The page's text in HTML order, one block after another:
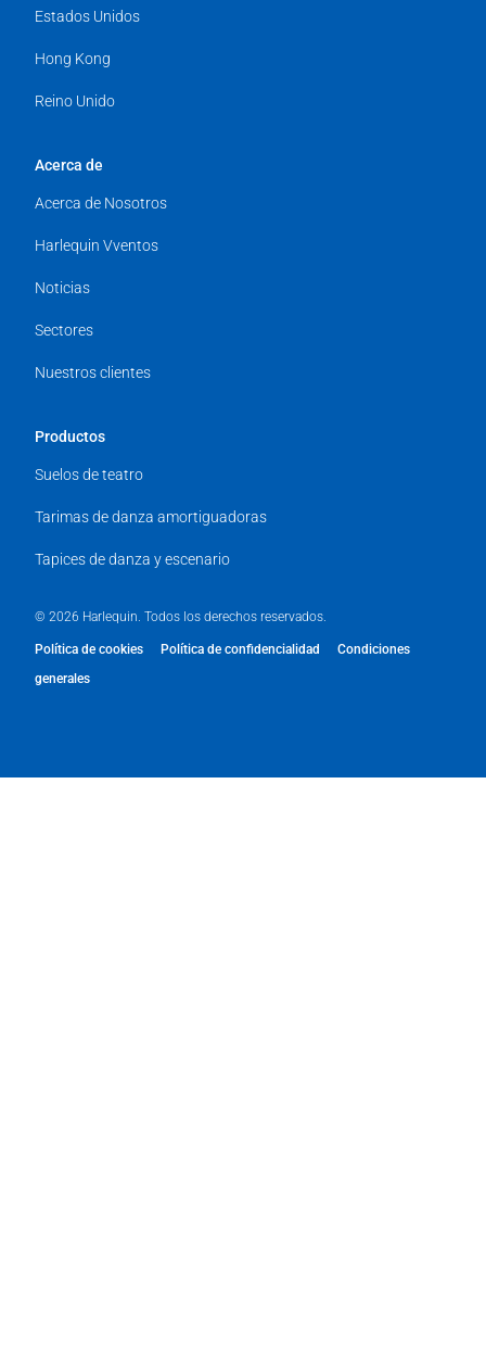
Estados Unidos
Hong Kong
Reino Unido
Acerca de
Acerca de Nosotros
Harlequin Vventos
Noticias
Sectores
Nuestros clientes
Productos
Suelos de teatro
Tarimas de danza amortiguadoras
Tapices de danza y escenario
© 2026 Harlequin. Todos los derechos reservados.
Política de cookies Política de confidencialidad
Condiciones
generales